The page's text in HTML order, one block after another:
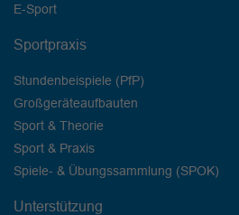
E-Sport
Sportpraxis
Stundenbeispiele (PfP)
Großgeräteaufbauten
Sport & Theorie
Sport & Praxis
Spiele- & Übungssammlung (SPOK)
Unterstützung